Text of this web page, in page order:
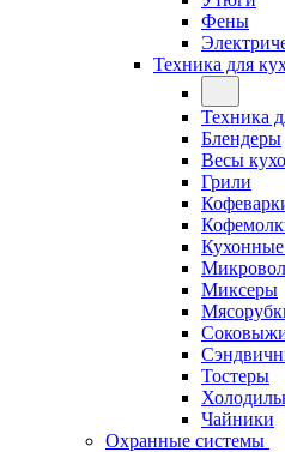
Фены
Техника для
Техника
Блендеры
Весы
Грили
Миксеры
Тостеры
Чайники
Охранные системы